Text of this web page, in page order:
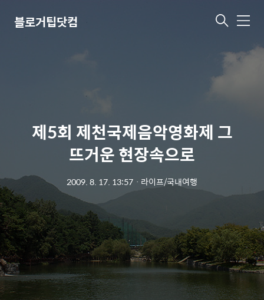
블로거팁닷컴 메
제5회 제천국제음악영화제 그
뜨거운 현장속으로
2009. 8. 17. 13:57 ㆍ 라이프/국내여행